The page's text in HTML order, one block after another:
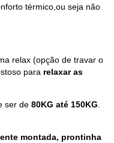
térmico,ou seja não
relax (opção de travar o
para relaxar as
ser de 80KG até 150KG
montada, prontinha